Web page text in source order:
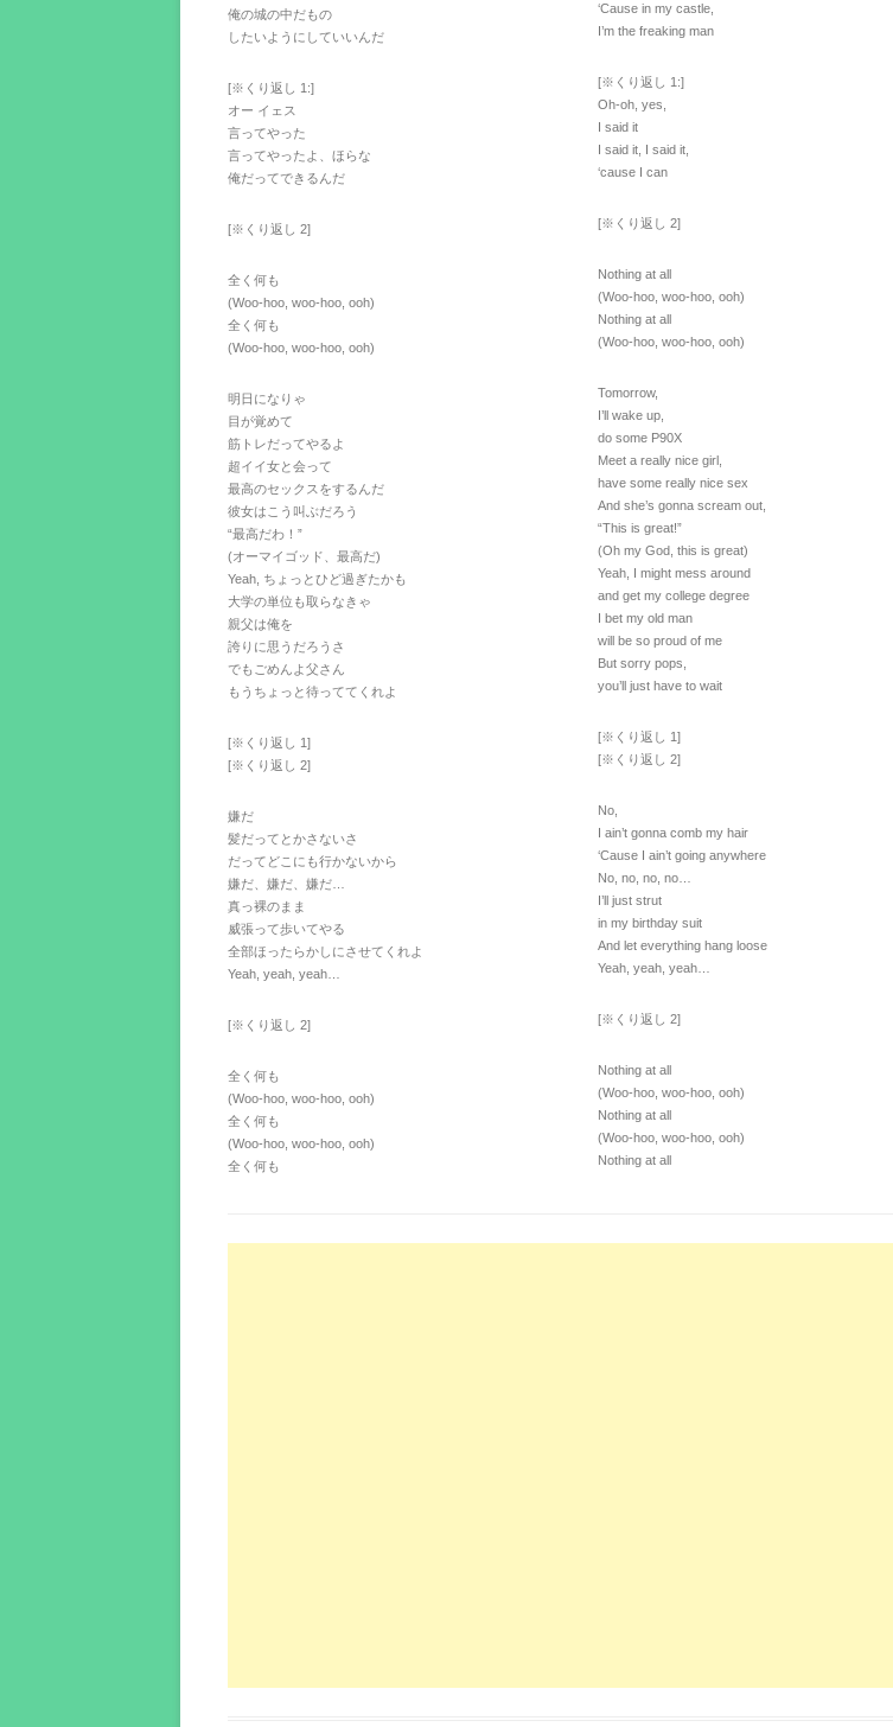
俺の城の中だもの
したいようにしていいんだ
[※くり返し 1:]
オー イェス
言ってやった
言ってやったよ、ほらな
俺だってできるんだ
[※くり返し 2]
全く何も
(Woo-hoo, woo-hoo, ooh)
全く何も
(Woo-hoo, woo-hoo, ooh)
明日になりゃ
目が覚めて
筋トレだってやるよ
超イイ女と会って
最高のセックスをするんだ
彼女はこう叫ぶだろう
“最高だわ！”
(オーマイゴッド、最高だ)
Yeah, ちょっとひど過ぎたかも
大学の単位も取らなきゃ
親父は俺を
誇りに思うだろうさ
でもごめんよ父さん
もうちょっと待っててくれよ
[※くり返し 1]
[※くり返し 2]
嫌だ
髪だってとかさないさ
だってどこにも行かないから
嫌だ、嫌だ、嫌だ…
真っ裸のまま
威張って歩いてやる
全部ほったらかしにさせてくれよ
Yeah, yeah, yeah…
[※くり返し 2]
全く何も
(Woo-hoo, woo-hoo, ooh)
全く何も
(Woo-hoo, woo-hoo, ooh)
全く何も
‘Cause in my castle,
I’m the freaking man
[※くり返し 1:]
Oh-oh, yes,
I said it
I said it, I said it,
‘cause I can
[※くり返し 2]
Nothing at all
(Woo-hoo, woo-hoo, ooh)
Nothing at all
(Woo-hoo, woo-hoo, ooh)
Tomorrow,
I’ll wake up,
do some P90X
Meet a really nice girl,
have some really nice sex
And she’s gonna scream out,
“This is great!”
(Oh my God, this is great)
Yeah, I might mess around
and get my college degree
I bet my old man
will be so proud of me
But sorry pops,
you’ll just have to wait
[※くり返し 1]
[※くり返し 2]
No,
I ain’t gonna comb my hair
‘Cause I ain’t going anywhere
No, no, no, no…
I’ll just strut
in my birthday suit
And let everything hang loose
Yeah, yeah, yeah…
[※くり返し 2]
Nothing at all
(Woo-hoo, woo-hoo, ooh)
Nothing at all
(Woo-hoo, woo-hoo, ooh)
Nothing at all